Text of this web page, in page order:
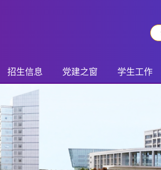
招生信息
继续教育招生
本科生招生
研究生招生
博士后招生
党建之窗
青年先锋队
学生工作
社会实践
学生管理